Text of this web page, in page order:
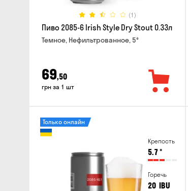
(1)
Пиво 2085-6 Irish Style Dry Stout 0.33л
Темное, Нефильтрованное, 5°
69,50
грн за 1 шт
Крепость
5.7°
Горечь
20 IBU
Только онлайн